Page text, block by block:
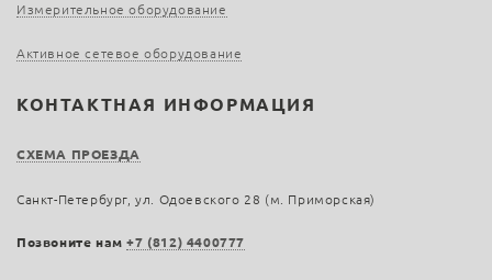
Измерительное оборудование
Активное сетевое оборудование
КОНТАКТНАЯ ИНФОРМАЦИЯ
СХЕМА ПРОЕЗДА
Санкт-Петербург, ул. Одоевского 28 (м. Приморская)
Позвоните нам+7 (812) 4400777